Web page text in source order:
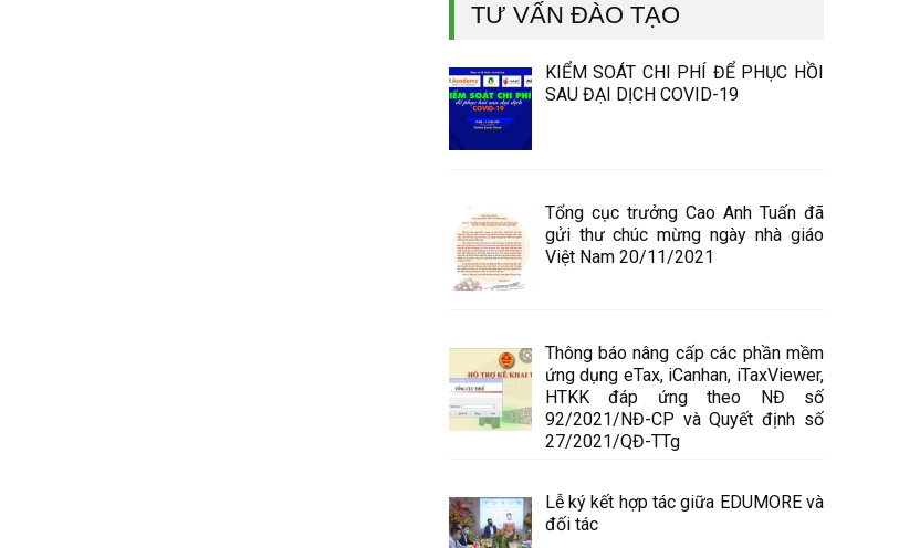
TƯ VẤN ĐÀO TẠO
KIỂM SOÁT CHI PHÍ ĐỂ PHỤC HỒI
SAU ĐẠI DỊCH COVID-19
Tổng cục trưởng Cao Anh Tuấn đã
gửi thư chúc mừng ngày nhà giáo
Việt Nam 20/11/2021
Thông báo nâng cấp các phần mềm
ứng dụng eTax, iCanhan, iTaxViewer,
HTKK đáp ứng theo NĐ số
92/2021/NĐ-CP và Quyết định số
27/2021/QĐ-TTg
Lễ ký kết hợp tác giữa EDUMORE và
đối tác